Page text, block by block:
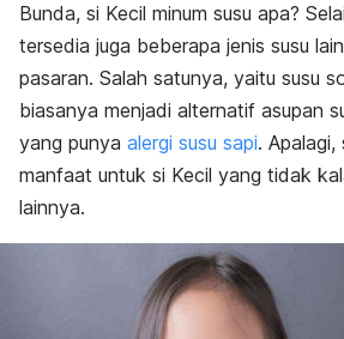
Bunda, si Kecil minum susu apa?
tersedia juga beberapa jenis susu
pasaran. Salah satunya, yaitu susu
biasanya menjadi alternatif asupan
yang punya alergi susu sapi. Apalagi,
manfaat untuk si Kecil yang tidak
lainnya.